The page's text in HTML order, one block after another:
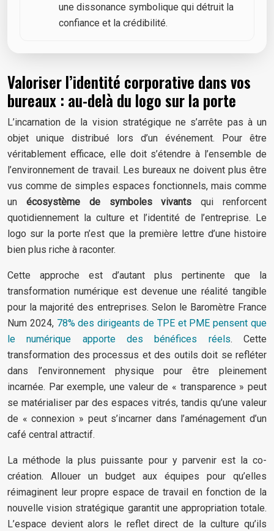
une dissonance symbolique qui détruit la
confiance et la crédibilité.
Valoriser l’identité corporative dans vos
bureaux : au-delà du logo sur la porte
L’incarnation de la vision stratégique ne s’arrête pas à un
objet unique distribué lors d’un événement. Pour être
véritablement efficace, elle doit s’étendre à l’ensemble de
l’environnement de travail. Les bureaux ne doivent plus être
vus comme de simples espaces fonctionnels, mais comme
un écosystème de symboles vivants qui renforcent
quotidiennement la culture et l’identité de l’entreprise. Le
logo sur la porte n’est que la première lettre d’une histoire
bien plus riche à raconter.
Cette approche est d’autant plus pertinente que la
transformation numérique est devenue une réalité tangible
pour la majorité des entreprises. Selon le Baromètre France
Num 2024, 78% des dirigeants de TPE et PME pensent que
le numérique apporte des bénéfices réels. Cette
transformation des processus et des outils doit se refléter
dans l’environnement physique pour être pleinement
incarnée. Par exemple, une valeur de « transparence » peut
se matérialiser par des espaces vitrés, tandis qu’une valeur
de « connexion » peut s’incarner dans l’aménagement d’un
café central attractif.
La méthode la plus puissante pour y parvenir est la co-
création. Allouer un budget aux équipes pour qu’elles
réimaginent leur propre espace de travail en fonction de la
nouvelle vision stratégique garantit une appropriation totale.
L’espace devient alors le reflet direct de la culture qu’ils